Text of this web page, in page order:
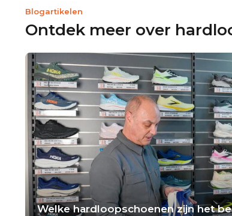
Blogartikelen
Ontdek meer over
Welke hardloopschoenen zijn het